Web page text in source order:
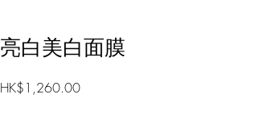
亮白美白面膜
HK$1,260.00價